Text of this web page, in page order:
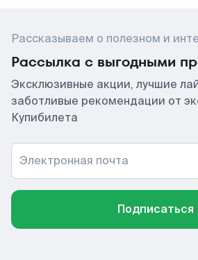
Рассказываем о полезном и
Рассылка с выгодными
Эксклюзивные акции, лучшие
заботливые рекомендации от
Купибилета
Электронная почта
Подписаться